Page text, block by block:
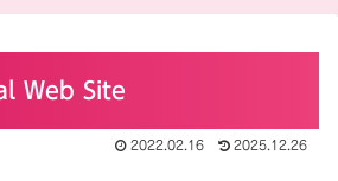
Web Site
2022.02.16 2025.12.26